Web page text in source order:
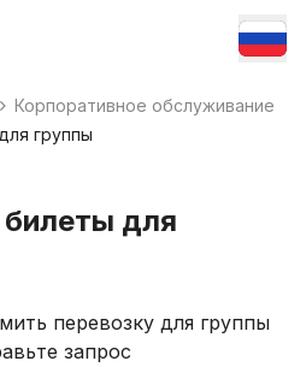
Корпоративное обслуживание
группы
для
перевозку для группы
запрос